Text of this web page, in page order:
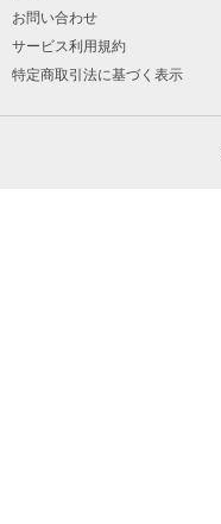
お問い合わせ
サービス利用規約
特定商取引法に基づく表示